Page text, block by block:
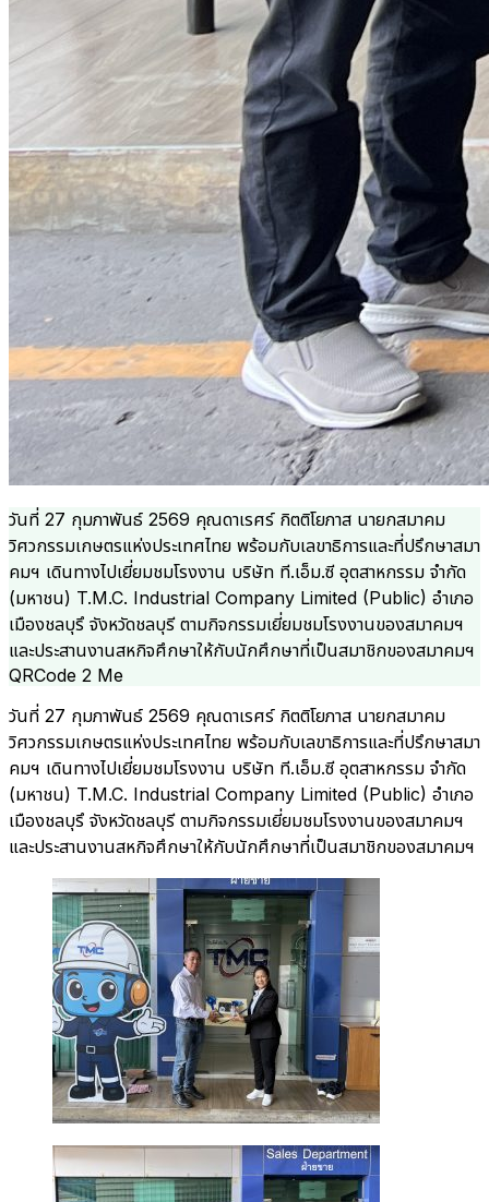
วันที่ 27 กุมภาพันธ์ 2569 คุณดาเรศร์ กิตติโยภาส นายกสมาคม
วิศวกรรมเกษตรแห่งประเทศไทย พร้อมกับเลขาธิการและที่ปรึกษาสมา
คมฯ เดินทางไปเยี่ยมชมโรงงาน บริษัท ที.เอ็ม.ซี อุตสาหกรรม จำกัด
(มหาชน) T.M.C. Industrial Company Limited (Public) อำเภอ
เมืองชลบุรึ จังหวัดชลบุรี ตามกิจกรรมเยี่ยมชมโรงงานของสมาคมฯ
และประสานงานสหกิจศึกษาให้กับนักศึกษาที่เป็นสมาชิกของสมาคมฯ
QRCode 2 Me
วันที่ 27 กุมภาพันธ์ 2569 คุณดาเรศร์ กิตติโยภาส นายกสมาคม
วิศวกรรมเกษตรแห่งประเทศไทย พร้อมกับเลขาธิการและที่ปรึกษาสมา
คมฯ เดินทางไปเยี่ยมชมโรงงาน บริษัท ที.เอ็ม.ซี อุตสาหกรรม จำกัด
(มหาชน) T.M.C. Industrial Company Limited (Public) อำเภอ
เมืองชลบุรึ จังหวัดชลบุรี ตามกิจกรรมเยี่ยมชมโรงงานของสมาคมฯ
และประสานงานสหกิจศึกษาให้กับนักศึกษาที่เป็นสมาชิกของสมาคมฯ